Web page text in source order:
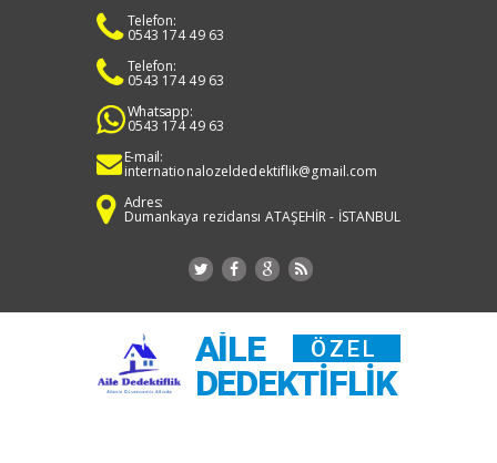
Telefon:
0543 174 49 63
Telefon:
0543 174 49 63
Whatsapp:
0543 174 49 63
E-mail:
internationalozeldedektiflik@gmail.com
Adres:
Dumankaya rezidansı ATAŞEHİR - İSTANBUL
AILE ÖZEL
DEDEKTIFLIK